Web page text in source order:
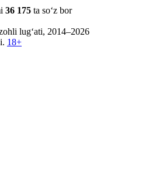
36 175 ta so‘z bor
lug‘ati, 2014–2026
18+